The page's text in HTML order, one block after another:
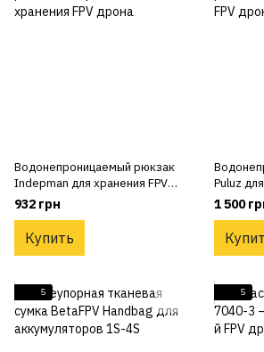
Водонепроницаемый рюкзак
Indepman для хранения FPV
дрона
932 грн
Купить
Puluz
1 500
5 5